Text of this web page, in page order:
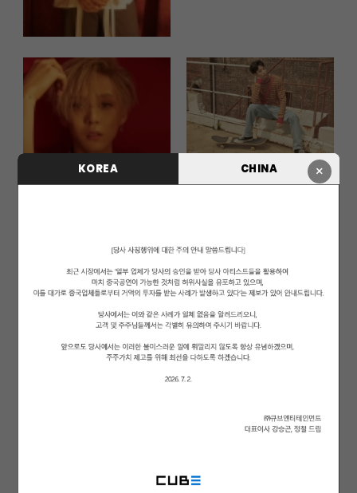
×
KOREA CHINA